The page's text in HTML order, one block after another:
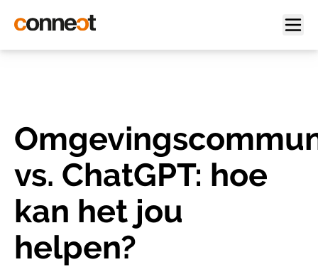
vs. ChatGPT: hoe
kan het jou
helpen?